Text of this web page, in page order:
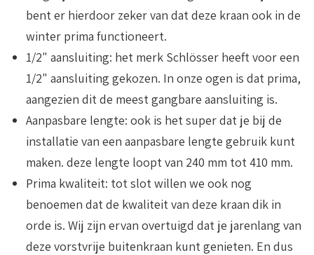
bent er hierdoor zeker van dat deze kraan ook in de
winter prima functioneert.
1/2" aansluiting: het merk Schlösser heeft voor een
1/2" aansluiting gekozen. In onze ogen is dat prima,
aangezien dit de meest gangbare aansluiting is.
Aanpasbare lengte: ook is het super dat je bij de
installatie van een aanpasbare lengte gebruik kunt
maken. deze lengte loopt van 240 mm tot 410 mm.
Prima kwaliteit: tot slot willen we ook nog
benoemen dat de kwaliteit van deze kraan dik in
orde is. Wij zijn ervan overtuigd dat je jarenlang van
deze vorstvrije buitenkraan kunt genieten. En dus